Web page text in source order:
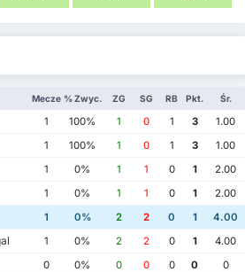
Mecze % Zwyc. ZG SG RB Pkt. Śr.
1 100% 1 0 1 3
1.00
1 100% 1 0 1 3
1.00
1 0% 1 1 0 1
2.00
1 0% 1 1 0 1
2.00
1 0% 2 2 0 1
4.00
1 0% 2 2 0 1
4.00
0 0% 0 0 0 0
0